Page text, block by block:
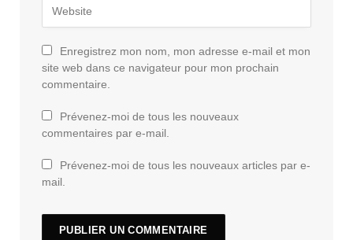
Enregistrez mon nom, mon adresse e-mail et mon
site web dans ce navigateur pour mon prochain
commentaire.
Prévenez-moi de tous les nouveaux
commentaires par e-mail.
Prévenez-moi de tous les nouveaux articles par e-
mail.